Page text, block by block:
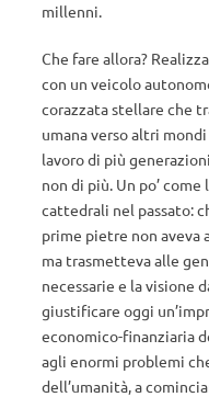
millenni.
Che fare allora?
con un veicolo
corazzata stellare che
umana verso altri
lavoro di più
non di più. Un po’
cattedrali nel passato:
prime pietre non aveva
ma trasmetteva alle
necessarie e la visione
giustificare oggi
economico-finanziaria
agli enormi problemi
dell’umanità, a